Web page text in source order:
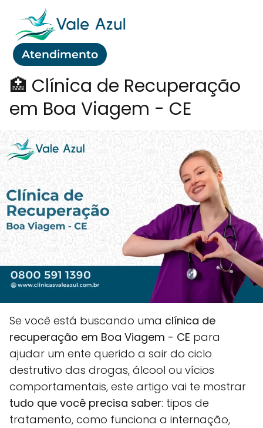
Atendimento
🏥 Clínica de Recuperação
em Boa Viagem - CE
Se você está buscando uma clínica de
recuperação em Boa Viagem - CE para
ajudar um ente querido a sair do ciclo
destrutivo das drogas, álcool ou vícios
comportamentais, este artigo vai te mostrar
tudo que você precisa saber: tipos de
tratamento, como funciona a internação,